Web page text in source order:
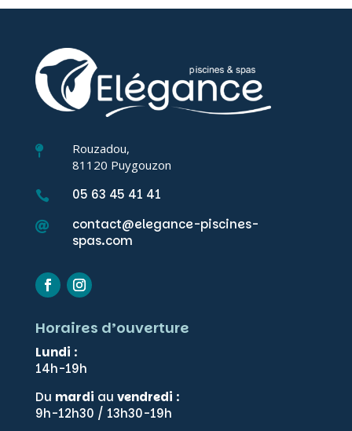

Rouzadou,
81120 Puygouzon
 05 63 45 41 41

contact@elegance-piscines-
spas.com
Horaires d’ouverture
Lundi :
14h-19h
Du mardi au vendredi :
9h-12h30 / 13h30-19h